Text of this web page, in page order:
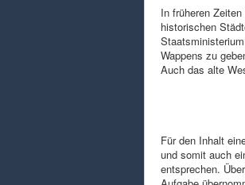
In früheren
historischen
Wappens zu
Auch das alte
Für den Inhalt
und somit auch
entsprechen.